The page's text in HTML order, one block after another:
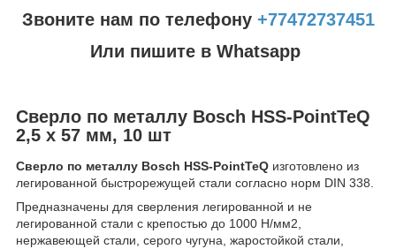
Звоните нам по телефону +77472737451
Или пишите в Whatsapp
Сверло по металлу Bosch HSS-PointTeQ
2,5 x 57 мм, 10 шт
Сверло по металлу Bosch HSS-PointTeQ изготовлено из
легированной быстрорежущей стали согласно норм DIN 338.
Предназначены для сверления легированной и не
легированной стали с крепостью до 1000 Н/мм2,
нержавеющей стали, серого чугуна, жаростойкой стали,